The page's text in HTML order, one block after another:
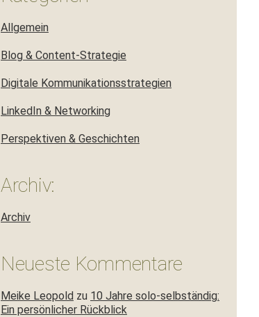
Allgemein
Blog & Content-Strategie
Digitale Kommunikationsstrategien
LinkedIn & Networking
Perspektiven & Geschichten
Archiv:
Archiv
Neueste Kommentare
Meike Leopold zu 10 Jahre solo-selbständig:
Ein persönlicher Rückblick